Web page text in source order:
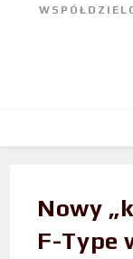
Nowy
F-Type